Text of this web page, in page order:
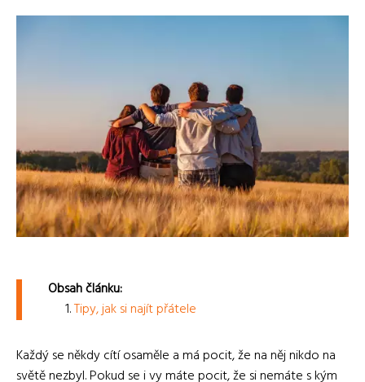
Obsah článku:
Tipy, jak si najít přátele
Každý se někdy cítí osaměle a má pocit, že na něj nikdo na
světě nezbyl. Pokud se i vy máte pocit, že si nemáte s kým